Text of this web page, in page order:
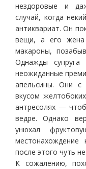
нездоровые и
случай, когда
антиквариат. Он
вещи, а его жена
макароны,
Однажды супруга
неожиданные
апельсины. Они с
вкусом
антресолях —
ведре. Однако
унюхал
местонахождение
после этого чуть
К сожалению,